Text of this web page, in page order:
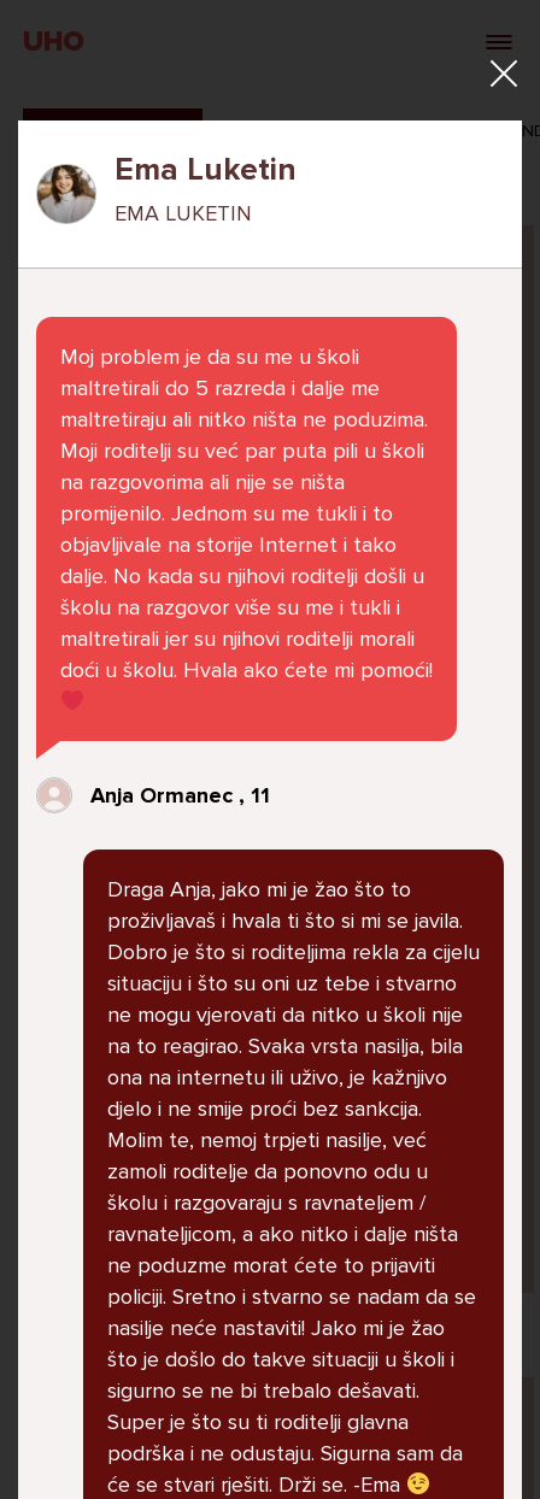
UHO
VERONIKA
Već 6 godina u školi nekoliko cura iz mog
razreda me izbacuju iz zajedničkih aktivnosti
te me iskorištavaju. Dečki iz mojeg razreda mi
govore da sam glupača te me preko discorda
vrijeđaju jer sam niska te mi govore da se
ubijem. Prije mjesec dana su me istukli kod
parka iz čistog mira dok sam prolazila sa
svojim susjedama i malim psom. Stalno u
ljutnje sam se počela tući po nogama no
prestala sam jer me važna osoba potaknula
na to. Prije toga svega nakon nekoliko godina
prijateljstva ostavila me najbolja prijateljica
nisam htjela ići u školu jer me to sve jako
pogodilo. Cyber bulyala me preko snapchata
i drugih drugih društvenih mreža. Sad opet
razgovaramo no jako teško. Stalno provodim
vrijeme učeći ili trenirajući moje pse jako sam
vezana za njih te ih jako volim Često
razgovaram s mamom no ne želim joj sve reći
jer me ne shvaća. Ponekad želim skočiti sa
balkona svoje kuće. Neznam što da više
Lana, 12
Pitaj Stručnjaka
STRUCNJAK
Ema Luketin
EMA LUKETIN
Moj problem je da su me u školi
maltretirali do 5 razreda i dalje me
maltretiraju ali nitko ništa ne poduzima.
Moji roditelji su već par puta pili u školi
na razgovorima ali nije se ništa
promijenilo. Jednom su me tukli i to
objavljivale na storije Internet i tako
dalje. No kada su njihovi roditelji došli u
školu na razgovor više su me i tukli i
maltretirali jer su njihovi roditelji morali
doći u školu. Hvala ako ćete mi pomoći!
Anja Ormanec , 11
Draga Anja, jako mi je žao što to
proživljavaš i hvala ti što si mi se javila.
Dobro je što si roditeljima rekla za cijelu
situaciju i što su oni uz tebe i stvarno
ne mogu vjerovati da nitko u školi nije
na to reagirao. Svaka vrsta nasilja, bila
ona na internetu ili uživo, je kažnjivo
djelo i ne smije proći bez sankcija.
Molim te, nemoj trpjeti nasilje, već
zamoli roditelje da ponovno odu u
školu i razgovaraju s ravnateljem /
ravnateljicom, a ako nitko i dalje ništa
ne poduzme morat ćete to prijaviti
policiji. Sretno i stvarno se nadam da se
nasilje neće nastaviti! Jako mi je žao
što je došlo do takve situaciji u školi i
sigurno se ne bi trebalo dešavati.
Super je što su ti roditelji glavna
podrška i ne odustaju. Sigurna sam da
će se stvari rješiti. Drži se. -Ema